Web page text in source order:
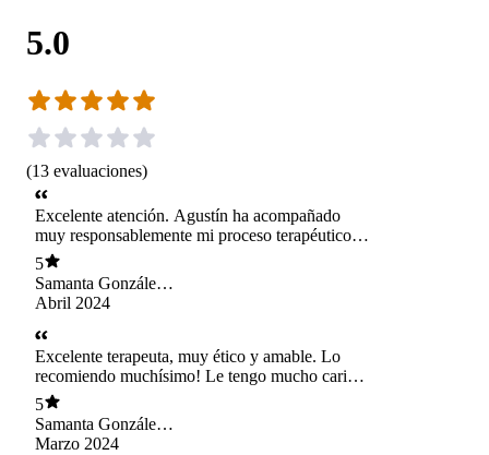
5.0
(13 evaluaciones)
Excelente atención. Agustín ha acompañado
muy responsablemente mi proceso terapéutico.
Le estoy muy agradecida! lo recomiendo mucho
10/10.
5
Samanta González
Pacheco
Abril 2024
Excelente terapeuta, muy ético y amable. Lo
recomiendo muchísimo! Le tengo mucho cariño
al proceso terapéutico hemos tenido estos dos
años. Muchas gracias Agustín!
5
Samanta González
Pacheco
Marzo 2024